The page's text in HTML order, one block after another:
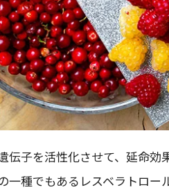
伝子を活性化させて、延命効
一種でもあるレスベラトロー